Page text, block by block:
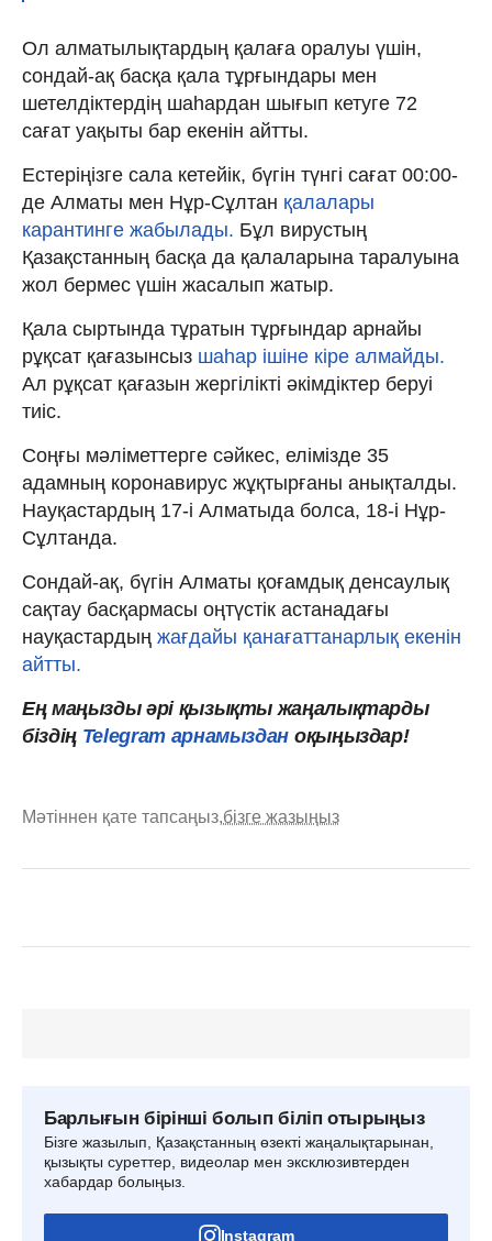
Ол алматылықтардың қалаға оралуы үшін,
сондай-ақ басқа қала тұрғындары мен
шетелдіктердің шаһардан шығып кетуге 72
сағат уақыты бар екенін айтты.
Естеріңізге сала кетейік, бүгін түнгі сағат 00:00-
де Алматы мен Нұр-Сұлтан қалалары
карантинге жабылады. Бұл вирустың
Қазақстанның басқа да қалаларына таралуына
жол бермес үшін жасалып жатыр.
Қала сыртында тұратын тұрғындар арнайы
рұқсат қағазынсыз шаһар ішіне кіре алмайды.
Ал рұқсат қағазын жергілікті әкімдіктер беруі
тиіс.
Соңғы мәліметтерге сәйкес, елімізде 35
адамның коронавирус жұқтырғаны анықталды.
Науқастардың 17-і Алматыда болса, 18-і Нұр-
Сұлтанда.
Сондай-ақ, бүгін Алматы қоғамдық денсаулық
сақтау басқармасы оңтүстік астанадағы
науқастардың жағдайы қанағаттанарлық екенін
айтты.
Ең маңызды әрі қызықты жаңалықтарды
біздің Telegram арнамыздан оқыңыздар!
Мәтіннен қате тапсаңыз,бізге жазыңыз
Барлығын бірінші болып біліп отырыңыз
Бізге жазылып, Қазақстанның өзекті жаңалықтарынан,
қызықты суреттер, видеолар мен эксклюзивтерден
хабардар болыңыз.
Instagram